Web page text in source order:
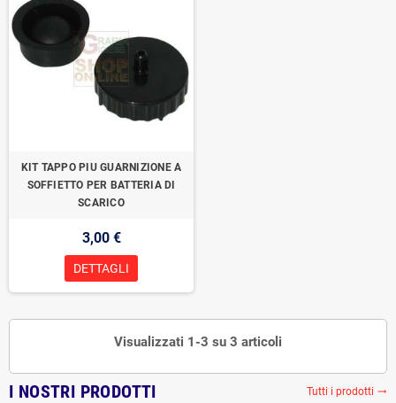
KIT TAPPO PIU GUARNIZIONE A
SOFFIETTO PER BATTERIA DI
SCARICO
3,00 €
DETTAGLI
Visualizzati 1-3 su 3 articoli
I NOSTRI PRODOTTI Tutti i prodotti trending_flat